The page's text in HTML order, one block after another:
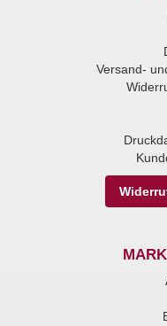
Versand-